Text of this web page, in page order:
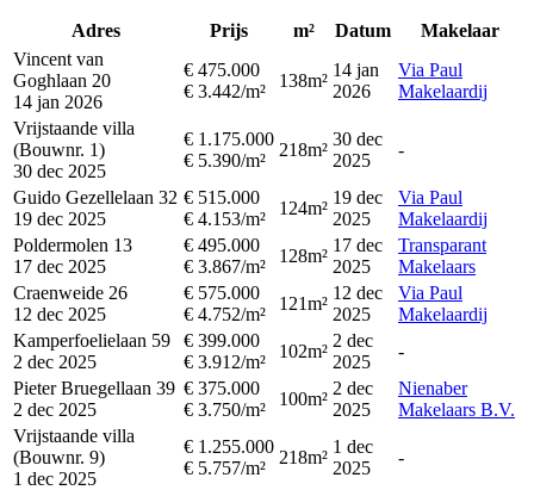
Adres Prijs m² Datum
Makelaar
Vincent van
Goghlaan 20
14 jan 2026
€ 475.000
€ 3.442/m²
138m²
14 jan
2026
Via Paul
Makelaardij
Vrijstaande villa
(Bouwnr. 1)
30 dec 2025
€ 1.175.000
€ 5.390/m²
218m²
30 dec
2025
-
Guido Gezellelaan 32
19 dec 2025
€ 515.000
€ 4.153/m²
124m²
19 dec
2025
Via Paul
Makelaardij
Poldermolen 13
17 dec 2025
€ 495.000
€ 3.867/m²
128m²
17 dec
2025
Transparant
Makelaars
Craenweide 26
12 dec 2025
€ 575.000
€ 4.752/m²
121m²
12 dec
2025
Via Paul
Makelaardij
Kamperfoelielaan 59
2 dec 2025
€ 399.000
€ 3.912/m²
102m²
2 dec
2025
-
Pieter Bruegellaan 39
2 dec 2025
€ 375.000
€ 3.750/m²
100m²
2 dec
2025
Nienaber
Makelaars B.V.
Vrijstaande villa
(Bouwnr. 9)
1 dec 2025
€ 1.255.000
€ 5.757/m²
218m²
1 dec
2025
-